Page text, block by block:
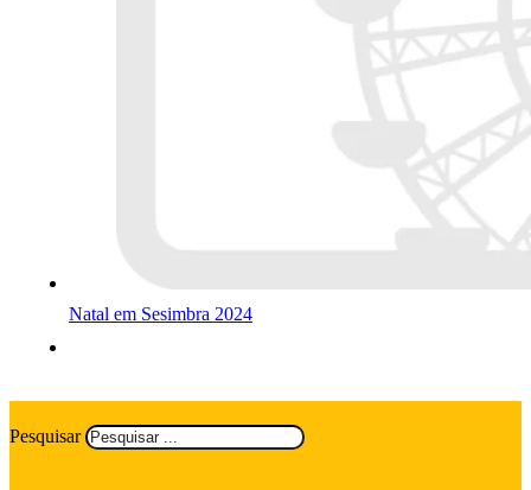
Natal em Sesimbra 2024
Pesquisar